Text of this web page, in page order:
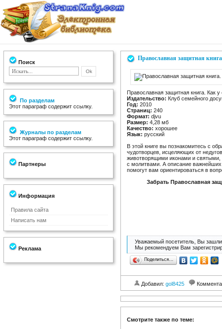
Поиск
По разделам
Этот параграф содержит ссылку.
Журналы по разделам
Этот параграф содержит ссылку.
Партнеры
Информация
Правила сайта
Написать нам
Реклама
Православная защитная
Православная защитная книга. Как
Издательство: Клуб семейного
Год: 2010
Страниц: 240
Формат: djvu
Размер: 4,28 мб
Качество: хорошее
Язык: русский
В этой книге вы познакомитесь с
чудотворцев, исцеляющих от
животворящими иконами и святыми,
с молитвами. А описание важнейших
помогут вам ориентироваться в
Забрать Православная
Уважаемый посетитель, Вы зашли
Мы рекомендуем Вам
Поделиться…
Добавил: gol8425
Смотрите также по теме: